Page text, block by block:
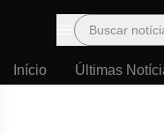
Menu
Buscar
Início Últimas